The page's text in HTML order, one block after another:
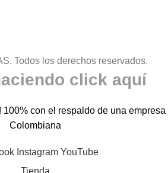
Todos los derechos reservados.
click aquí
100% con el respaldo de una empresa
Colombiana
Instagram YouTube
Tienda